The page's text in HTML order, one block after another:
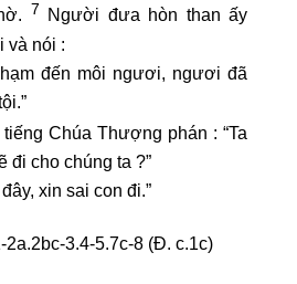
7
Người đưa hòn than ấy
và nói :
đến môi ngươi, ngươi đã
Chúa Thượng phán : “Ta
đi cho chúng ta ?”
xin sai con đi.”
2a.2bc-3.4-5.7c-8 (Đ. c.1c)